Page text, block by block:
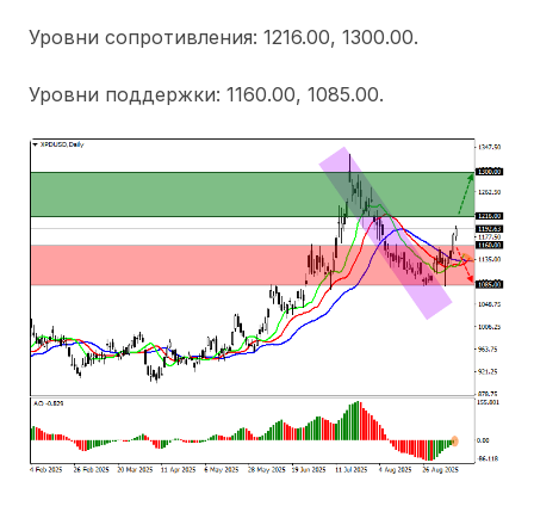
Уровни сопротивления: 1216.00, 1300.00.
Уровни поддержки: 1160.00, 1085.00.